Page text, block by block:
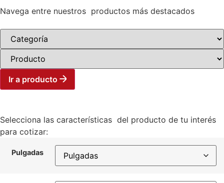
Navega entre nuestros productos más destacados
Ir a producto
Selecciona las características del producto de tu interés
para cotizar:
Pulgadas